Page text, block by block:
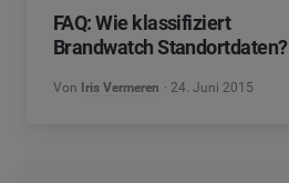
FAQ: Wie klassifiziert
Brandwatch Standortdaten?
Von Iris Vermeren 24. Juni 2015